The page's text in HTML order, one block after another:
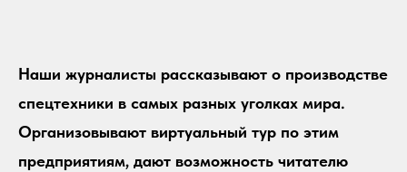
Наши журналисты рассказывают о производстве
спецтехники в самых разных уголках мира.
Организовывают виртуальный тур по этим
предприятиям, дают возможность читателю